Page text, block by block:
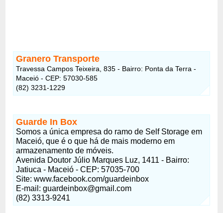
Granero Transporte
Travessa Campos Teixeira, 835 - Bairro: Ponta da Terra -
Maceió - CEP: 57030-585
(82) 3231-1229
Guarde In Box
Somos a única empresa do ramo de Self Storage em
Maceió, que é o que há de mais moderno em
armazenamento de móveis.
Avenida Doutor Júlio Marques Luz, 1411 - Bairro:
Jatiuca - Maceió - CEP: 57035-700
Site: www.facebook.com/guardeinbox
E-mail:guardeinbox@gmail.com
(82) 3313-9241